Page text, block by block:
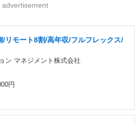
advertisement
/リモート8割/高年収/フルフレックス/
ン マネジメント株式会社
円